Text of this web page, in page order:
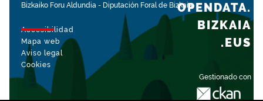
Bizkaiko Foru Aldundia - Diputación Foral de Bizkaia
Accesibilidad
Mapa web
Aviso legal
Cookies
Gestionado con
OPENDATA.
BIZKAIA
.EUS